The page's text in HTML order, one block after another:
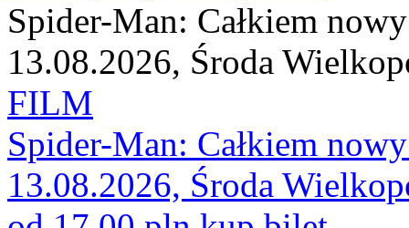
Spider-Man: Całkiem
13.08.2026, Środa
FILM
Spider-Man: Całkiem
13.08.2026, Środa